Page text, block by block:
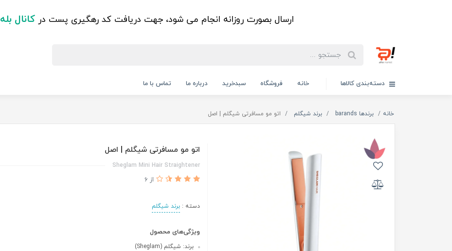
ارسال بصورت روزانه انجام می شود، جهت دریافت کد رهگیری پست در کانال بله
دسته‌بندی کالاها خانه فروشگاه سبدخرید درباره ما تماس با ما
خانه برندها barands برند شیگلم اتو مو مسافرتی شیگلم | اصل
اتو مو مسافرتی شیگلم | اصل
Sheglam Mini Hair Straightener
از 6
دسته :برند شیگلم
ویژگی‌های محصول
برند: شیگلم (Sheglam)